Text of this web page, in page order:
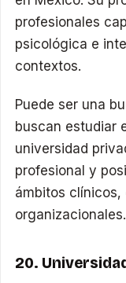
profesionales
psicológica e
contextos.
Puede ser una
buscan estudiar
universidad
profesional y
ámbitos
organizacionales.
20.